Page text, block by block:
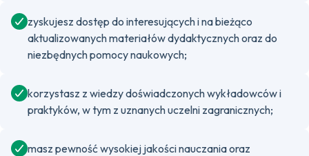
zyskujesz dostęp do interesujących i na bieżąco
aktualizowanych materiałów dydaktycznych oraz do
niezbędnych pomocy naukowych;
korzystasz z wiedzy doświadczonych wykładowców i
praktyków, w tym z uznanych uczelni zagranicznych;
masz pewność wysokiej jakości nauczania oraz